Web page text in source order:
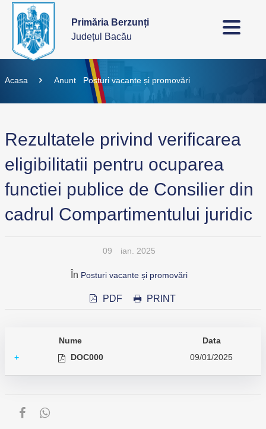
Primăria Berzunți
Județul Bacău
Acasa Anunt Posturi vacante și promovări
Rezultatele privind verificarea
eligibilitatii pentru ocuparea
functiei publice de Consilier din
cadrul Compartimentului juridic
09 ian. 2025
În Posturi vacante și promovări
PDF PRINT
Nume
Data
+
DOC000 09/01/2025